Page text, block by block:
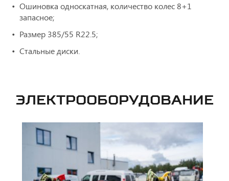
Ошиновка односкатная, количество колес 8+1
запасное;
Размер 385/55 R22.5;
Стальные диски.
ЭЛЕКТРООБОРУДОВАНИЕ